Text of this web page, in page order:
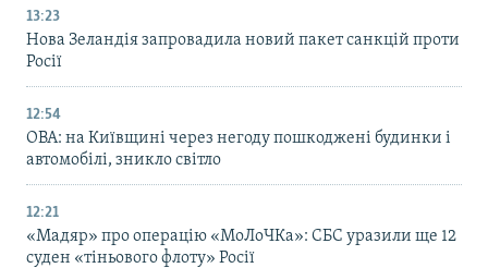
13:23
Нова Зеландія запровадила новий пакет санкцій проти
Росії
12:54
ОВА: на Київщині через негоду пошкоджені будинки і
автомобілі, зникло світло
12:21
«Мадяр» про операцію «МоЛоЧКа»: СБС уразили ще 12
суден «тіньового флоту» Росії